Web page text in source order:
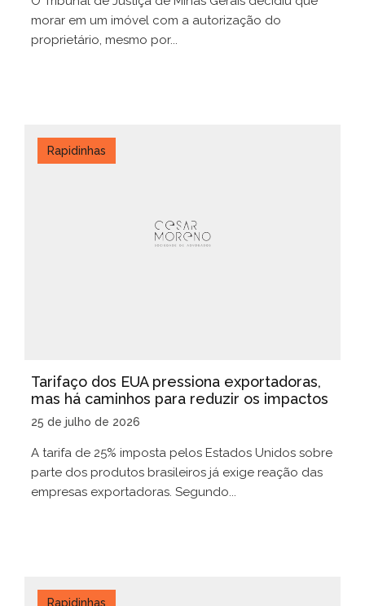
morar em um imóvel com a autorização do
proprietário, mesmo por...
Rapidinhas
Tarifaço dos EUA pressiona exportadoras,
mas há caminhos para reduzir os impactos
25 de julho de 2026
A tarifa de 25% imposta pelos Estados Unidos sobre
parte dos produtos brasileiros já exige reação das
empresas exportadoras. Segundo...
Rapidinhas